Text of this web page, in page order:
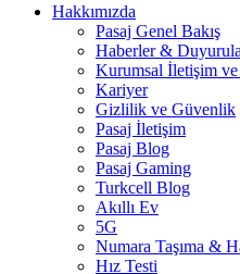
Hakkımızda
Pasaj Genel Bakış
Haberler &
Kurumsal İletişim
Kariyer
Gizlilik ve Güvenlik
Pasaj İletişim
Pasaj Blog
Pasaj Gaming
Turkcell Blog
Akıllı Ev
5G
Numara Taşıma &
Hız Testi